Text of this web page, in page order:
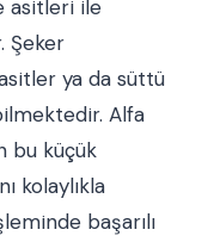
asitleri ile
Şeker
ya da süttü
Alfa
bu küçük
kolaylıkla
başarılı